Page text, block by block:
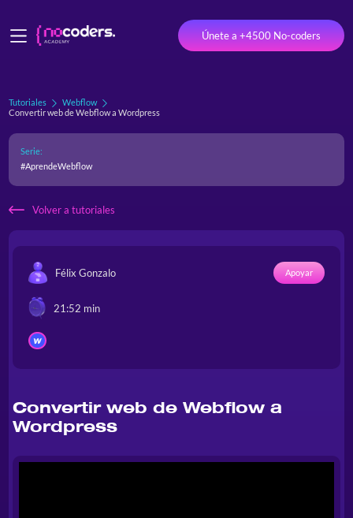
Únete a +4500 No-coders
Tutoriales
Webflow
Convertir web de Webflow a Wordpress
Serie:
#AprendeWebflow
Volver a tutoriales
Félix Gonzalo Apoyar
21:52 min
Convertir web de Webflow a
Wordpress